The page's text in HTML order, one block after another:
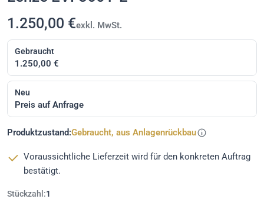
1.250,00 €exkl. MwSt.
Gebraucht
1.250,00 €
Neu
Preis auf Anfrage
Produktzustand:Gebraucht, aus Anlagenrückbau
Voraussichtliche Lieferzeit wird für den konkreten Auftrag
bestätigt.
Stückzahl:1